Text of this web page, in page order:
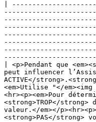
|
| <p>Pendant que
peut influencer
ACTIVE</
<em>Utilise "</
<hr><p><em>Pour
<strong>TROP</
valeur.</em></
<strong>PAS</